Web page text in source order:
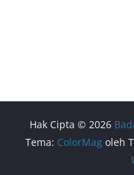
Hak Cipta © 2026
Tema: ColorMag oleh